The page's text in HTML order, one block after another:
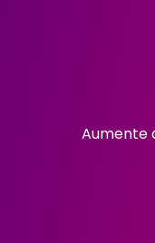
Aumente